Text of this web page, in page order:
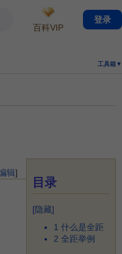
工具箱▼
目录
[隐藏]
1 什么是全距
2 全距举例
辑]
百科VIP
登录